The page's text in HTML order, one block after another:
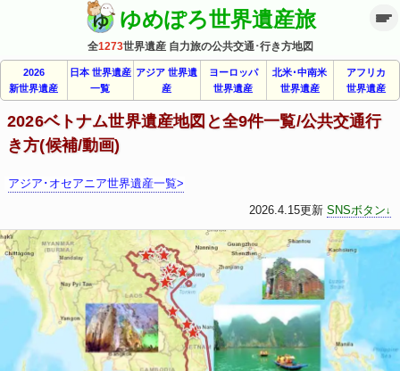
ゆめぽろ世界遺産旅
全1273世界遺産 自力旅の公共交通･行き方地図
2026
新世界遺産
日本 世界遺産
一覧
アジア 世界遺
産
ヨーロッパ
世界遺産
北米･中南米
世界遺産
アフリカ
世界遺産
2026ベトナム世界遺産地図と全9件一覧/公共交通行
き方(候補/動画)
アジア･オセアニア世界遺産一覧>
2026.4.15更新 SNSボタン